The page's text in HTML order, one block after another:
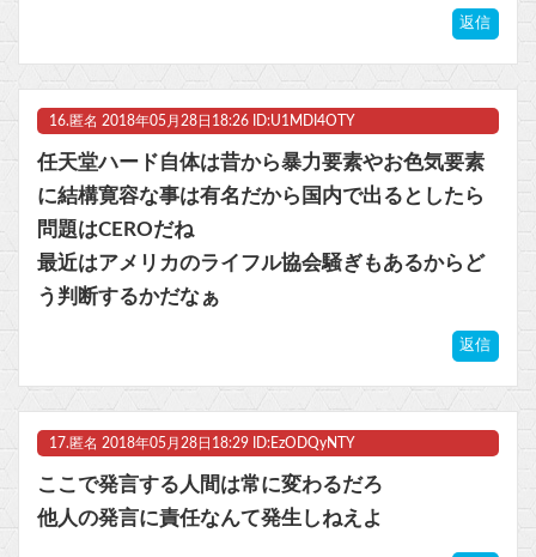
返信
16. 匿名 2018年05月28日18:26 ID:U1MDI4OTY
任天堂ハード自体は昔から暴力要素やお色気要素
に結構寛容な事は有名だから国内で出るとしたら
問題はCEROだね
最近はアメリカのライフル協会騒ぎもあるからど
う判断するかだなぁ
返信
17. 匿名 2018年05月28日18:29 ID:EzODQyNTY
ここで発言する人間は常に変わるだろ
他人の発言に責任なんて発生しねえよ